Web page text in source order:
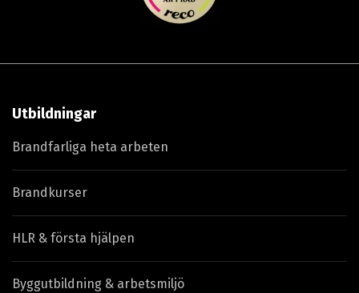
Utbildningar
Brandfarliga heta arbeten
Brandkurser
HLR & första hjälpen
Byggutbildning & arbetsmiljö